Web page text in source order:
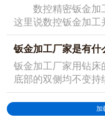
数控精密钣金加
这里说数控钣金加
的，不...
钣金加工厂家是有什
钣金加工厂家用钻
底部的双侧均不变
侧的...
加